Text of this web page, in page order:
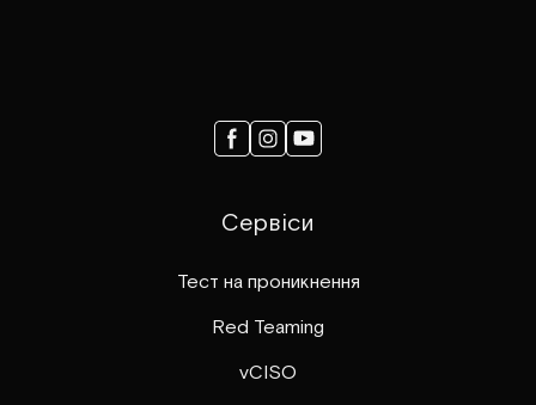
Сервіси
Тест на проникнення
Red Teaming
vCISO